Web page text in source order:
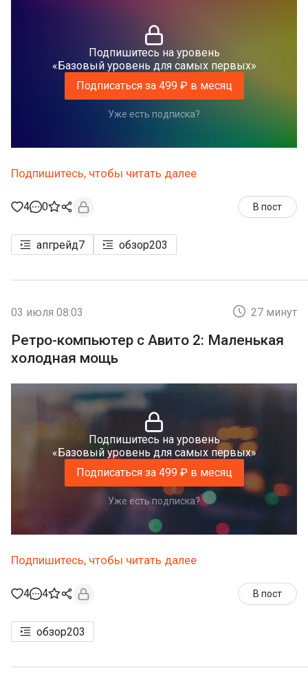
Подпишитесь на уровень
«Базовый уровень для самых первых»
Подписаться за 499 ₽ в месяц
Уже есть подписка?
Подпишитесь, чтобы читать далее
4 0 В пост
апгрейд7 обзор203
03 июля 08:03 27 минут
Ретро-компьютер с Авито 2: Маленькая
холодная мощь
Подпишитесь на уровень
«Базовый уровень для самых первых»
Подписаться за 499 ₽ в месяц
Уже есть подписка?
Подпишитесь, чтобы читать далее
4 4 В пост
обзор203